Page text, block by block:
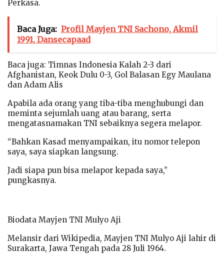
Perkasa.
Baca Juga: Profil Mayjen TNI Sachono, Akmil
1991, Dansecapaad
Baca juga: Timnas Indonesia Kalah 2-3 dari
Afghanistan, Keok Dulu 0-3, Gol Balasan Egy Maulana
dan Adam Alis
Apabila ada orang yang tiba-tiba menghubungi dan
meminta sejumlah uang atau barang, serta
mengatasnamakan TNI sebaiknya segera melapor.
“Bahkan Kasad menyampaikan, itu nomor telepon
saya, saya siapkan langsung.
Jadi siapa pun bisa melapor kepada saya,”
pungkasnya.
Biodata Mayjen TNI Mulyo Aji
Melansir dari Wikipedia, Mayjen TNI Mulyo Aji lahir di
Surakarta, Jawa Tengah pada 28 Juli 1964.